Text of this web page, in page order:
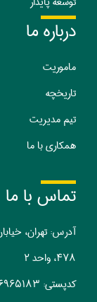
تماس با ما
۴۷۸، واحد ۲
کدپستی:‌ ۱۴۳۶۹۶۵۱۸۳
درباره ما
ماموریت
تاریخچه
تیم مدیریت
همکاری با ما